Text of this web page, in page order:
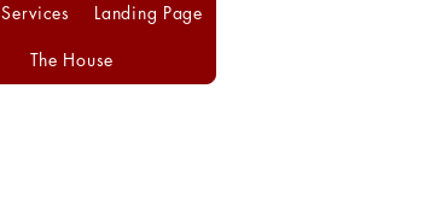
Landing Page
Services
The House